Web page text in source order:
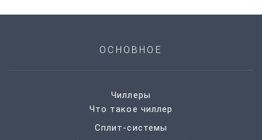
ОСНОВНОЕ
Чиллеры
Что такое чиллер
Сплит-системы